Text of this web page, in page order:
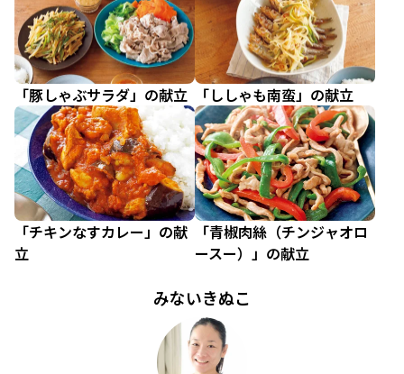
「豚しゃぶサラダ」の献立 「ししゃも南蛮」の献立
「チキンなすカレー」の献
立
「青椒肉絲（チンジャオロ
ースー）」の献立
みないきぬこ